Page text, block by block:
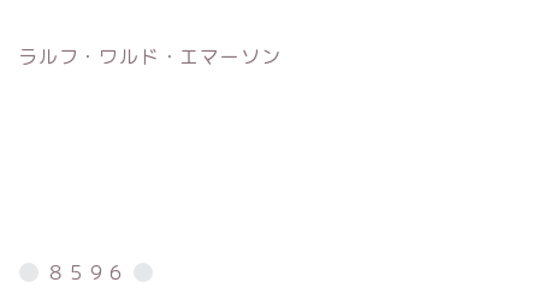
ラルフ・ワルド・エマーソン
８５９６